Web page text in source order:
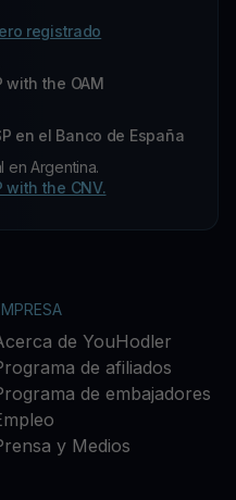
registrado
with the OAM
en el Banco de España
en Argentina.
with the CNV.
de YouHodler
de afiliados
de embajadores
y Medios